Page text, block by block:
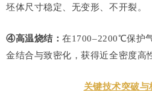
坯体尺寸稳定、无变形、不开裂。
④高温烧结：在1700–2200℃保护
金结合与致密化，获得近全密度高
关键技术突破与